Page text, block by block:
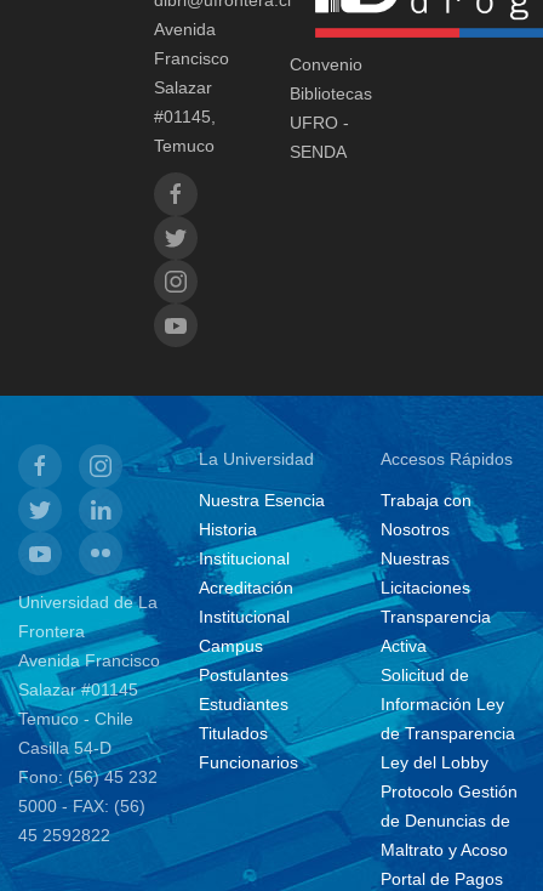
Avenida
Francisco
Salazar
#01145,
Temuco
Convenio
Bibliotecas
UFRO -
SENDA
Universidad de La
Frontera
Avenida Francisco
Salazar #01145
Temuco - Chile
Casilla 54-D
Fono: (56) 45 232
5000 - FAX: (56)
45 2592822
La Universidad
Nuestra Esencia
Historia
Institucional
Acreditación
Institucional
Campus
Postulantes
Estudiantes
Titulados
Funcionarios
Accesos Rápidos
Trabaja con
Nosotros
Nuestras
Licitaciones
Transparencia
Activa
Solicitud de
Información Ley
de Transparencia
Ley del Lobby
Protocolo Gestión
de Denuncias de
Maltrato y Acoso
Portal de Pagos